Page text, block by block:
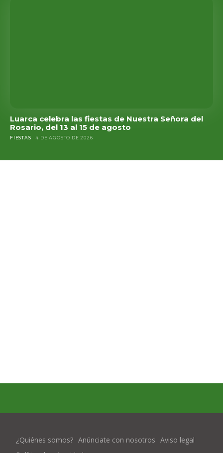
Luarca celebra las fiestas de Nuestra Señora del
Rosario, del 13 al 15 de agosto
FIESTAS 4 DE AGOSTO DE 2026
¿Quiénes somos? Anúnciate con nosotros Aviso legal